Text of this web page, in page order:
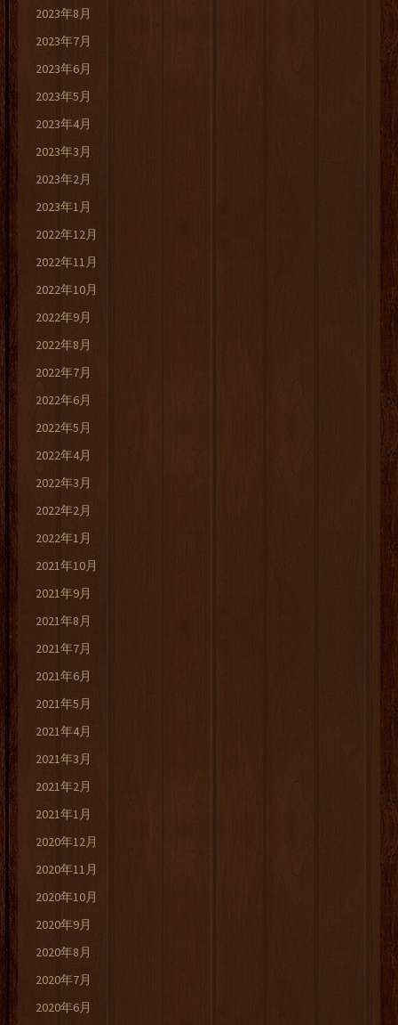
2023年8月
2023年7月
2023年6月
2023年5月
2023年4月
2023年3月
2023年2月
2023年1月
2022年12月
2022年11月
2022年10月
2022年9月
2022年8月
2022年7月
2022年6月
2022年5月
2022年4月
2022年3月
2022年2月
2022年1月
2021年10月
2021年9月
2021年8月
2021年7月
2021年6月
2021年5月
2021年4月
2021年3月
2021年2月
2021年1月
2020年12月
2020年11月
2020年10月
2020年9月
2020年8月
2020年7月
2020年6月